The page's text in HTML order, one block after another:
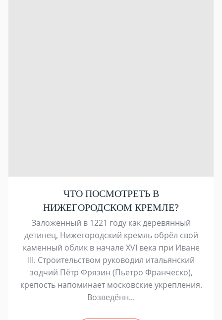
ЧТО ПОСМОТРЕТЬ В
НИЖЕГОРОДСКОМ КРЕМЛЕ?
Заложенный в 1221 году как деревянный
детинец, Нижегородский кремль обрёл свой
каменный облик в начале XVI века при Иване
III. Строительством руководил итальянский
зодчий Пётр Фрязин (Пьетро Франческо),
крепость напоминает московские укрепления.
Возведённ...